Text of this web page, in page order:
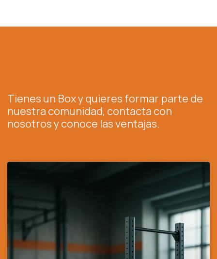
Tienes un Box y quieres formar parte de
nuestra comunidad, contacta con
nosotros y conoce las ventajas.